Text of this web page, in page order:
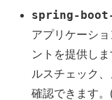
spring-
アプリケーシ
ントを提供し
ルスチェック
確認できます